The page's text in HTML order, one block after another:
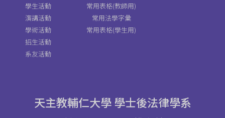
學生活動
演講活動
學術活動
招生活動
系友活動
常用表格(教師用)
常用法學字彙
常用表格(學生用)
天主教輔仁大學 學士後法律學系